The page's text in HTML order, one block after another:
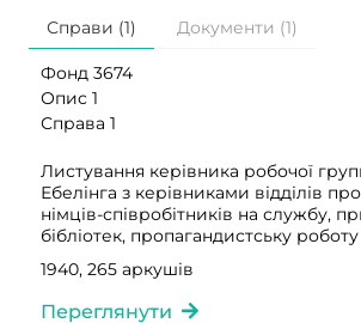
Справи (1) Документи (1)
Фонд 3674
Опис 1
Справа 1
Листування керівника робочої
Ебелінга з керівниками відділів
німців-співробітників на службу,
бібліотек, пропагандистську
1940, 265 аркушів
Переглянути